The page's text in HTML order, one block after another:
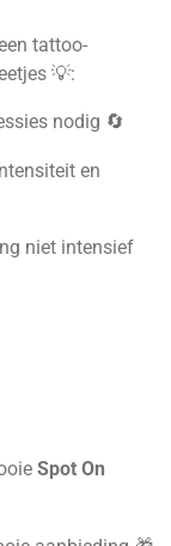
tattoo-
💡:
nodig 🔄
en
niet intensief
Spot On